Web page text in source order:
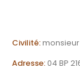
Civilité:monsieur
Adresse: 04 BP